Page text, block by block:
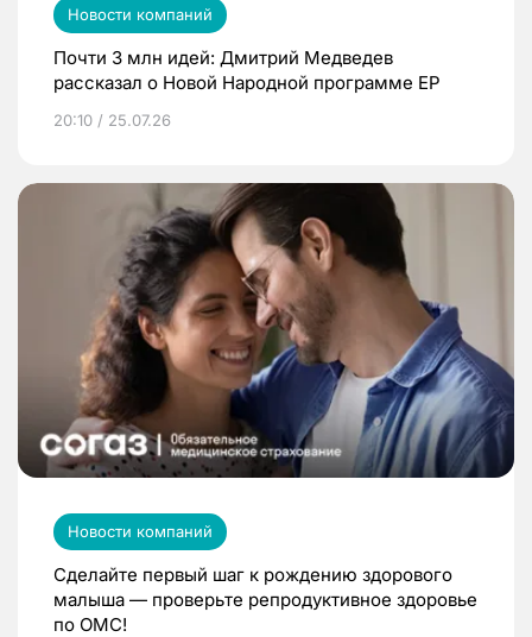
Новости компаний
Почти 3 млн идей: Дмитрий Медведев
рассказал о Новой Народной программе ЕР
20:10 / 25.07.26
Новости компаний
Сделайте первый шаг к рождению здорового
малыша — проверьте репродуктивное здоровье
по ОМС!